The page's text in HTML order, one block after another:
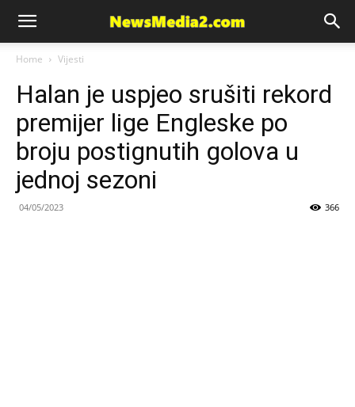
News
Media
Home Vijesti
Halan je uspjeo srušiti rekord
premijer lige Engleske po
broju postignutih golova u
jednoj sezoni
04/05/2023 366